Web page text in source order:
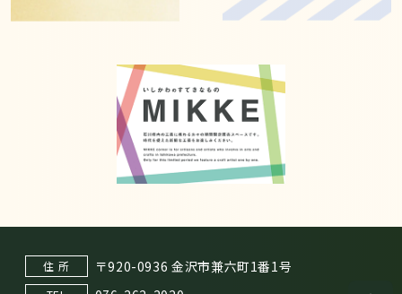
住 所 〒920-0936 金沢市兼六町1番1号